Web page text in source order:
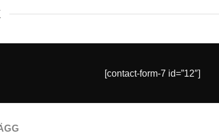
[contact-form-7 id=”12″]